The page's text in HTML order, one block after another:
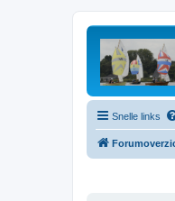
Snelle links